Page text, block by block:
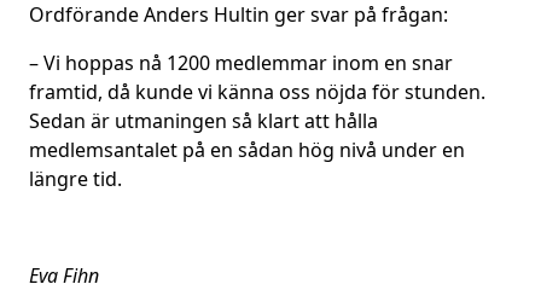
Ordförande Anders Hultin ger svar på frågan:
– Vi hoppas nå 1200 medlemmar inom en snar
framtid, då kunde vi känna oss nöjda för stunden.
Sedan är utmaningen så klart att hålla
medlemsantalet på en sådan hög nivå under en
längre tid.
Eva Fihn